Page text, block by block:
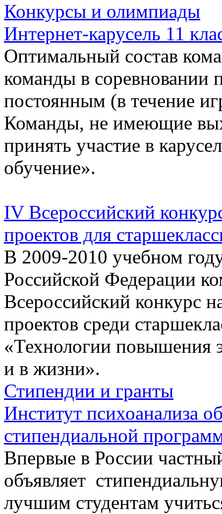
Конкурсы и олимпиады
Интернет-карусель 11
Оптимальный состав
команды в соревновании
постоянным (в течение
Команды, не имеющие
принять участие в
обучение».
IV Всероссийский
проектов для
В 2009-2010 учебном
Российской Федерации
Всероссийский конкурс
проектов среди
«Технологии повышения
и в жизни».
Стипендии и гранты
Институт психоанализа
стипендиальной
Впервые в России
объявляет
лучшим студентам